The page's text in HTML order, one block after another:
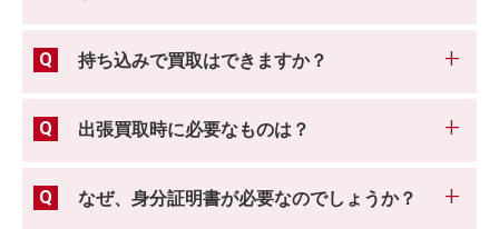
持ち込みで買取はできますか？
出張買取時に必要なものは？
なぜ、身分証明書が必要なのでしょうか？